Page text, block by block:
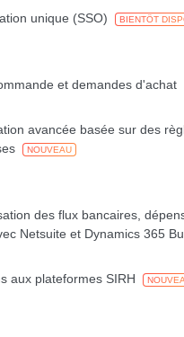
unique (SSO)
BIENTÔT
et demandes d'achat
avancée basée sur des
NOUVEAU
des flux bancaires,
Netsuite et Dynamics 365
aux plateformes SIRH